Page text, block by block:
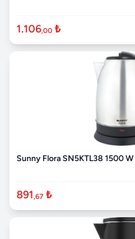
1.106,00 ₺
Sunny Flora SN5KTL38 1500
891 ,67 ₺